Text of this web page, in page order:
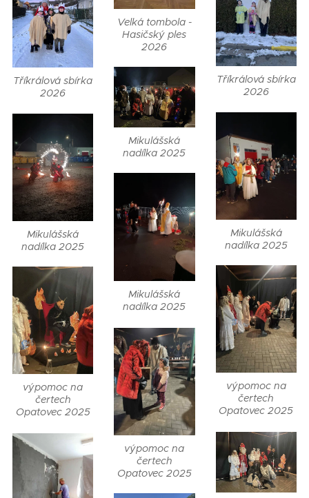
Velká tombola -
Hasičský ples
2026
Tříkrálová sbírka
2026
Tříkrálová sbírka
2026
Mikulášská
nadílka 2025
Mikulášská
nadílka 2025
Mikulášská
nadílka 2025
Mikulášská
nadílka 2025
výpomoc na
čertech
Opatovec 2025
výpomoc na
čertech
Opatovec 2025
výpomoc na
čertech
Opatovec 2025